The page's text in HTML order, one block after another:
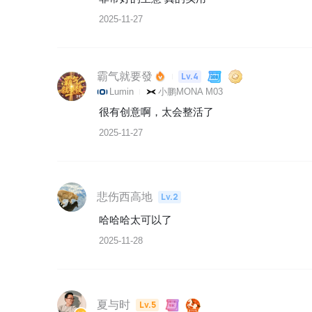
2025-11-27
霸气就要發 Lv.4
Lumin 小鹏MONA M03
很有创意啊，太会整活了
2025-11-27
悲伤西高地
Lv.2
哈哈哈太可以了
2025-11-28
夏与时 Lv.5